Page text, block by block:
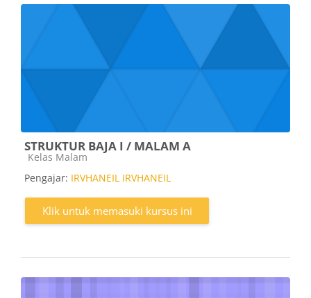
STRUKTUR BAJA I / MALAM A
Kategori kursus
Kelas Malam
Pengajar: IRVHANEIL IRVHANEIL
Klik untuk memasuki kursus ini